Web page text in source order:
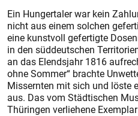
Ein Hungertaler war kein
nicht aus einem solchen
eine kunstvoll gefertigte
in den süddeutschen
an das Elendsjahr 1816
ohne Sommer“ brachte
Missernten mit sich und löste
aus. Das vom Städtischen
Thüringen verliehene